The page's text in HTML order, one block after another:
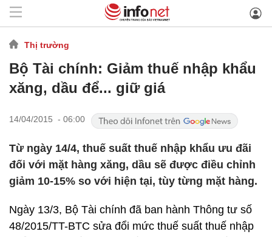
Thị trường
Bộ Tài chính: Giảm thuế nhập khẩu
xăng, dầu để... giữ giá
14/04/2015 - 06:00
Từ ngày 14/4, thuế suất thuế nhập khẩu ưu đãi
đối với mặt hàng xăng, dầu sẽ được điều chỉnh
giảm 10-15% so với hiện tại, tùy từng mặt hàng.
Ngày 13/3, Bộ Tài chính đã ban hành Thông tư số
48/2015/TT-BTC sửa đổi mức thuế suất thuế nhập